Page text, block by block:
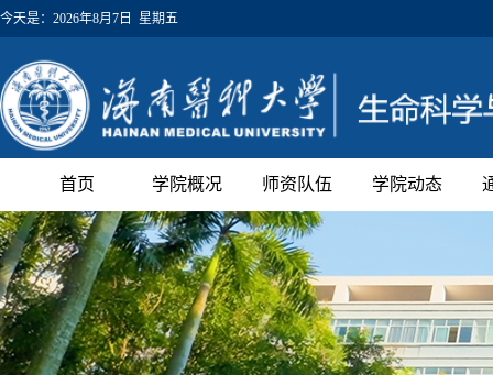
今天是： 2026年8月7日 星期五
首页 学院概况 师资队伍 学院动态